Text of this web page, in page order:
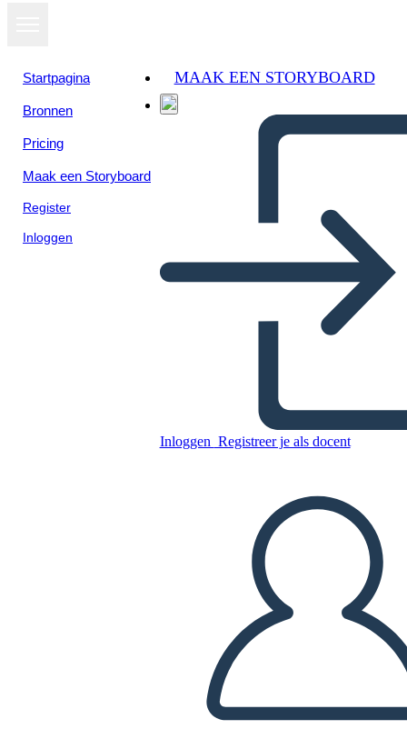
Startpagina
Bronnen
Pricing
Maak een Storyboard
Register
Inloggen
MAAK EEN STORYBOARD
Inloggen Registreer je als docent
DIAVOORSTELLING AFSPELEN
LEES MIJ VOOR
Bekijk als
diavoorstelling